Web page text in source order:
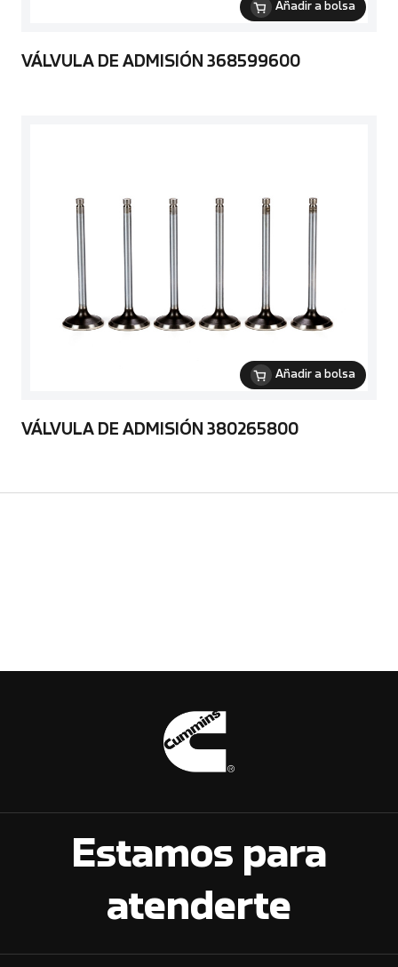
Añadir a bolsa
VÁLVULA DE ADMISIÓN 368599600
Añadir a bolsa
VÁLVULA DE ADMISIÓN 380265800
Estamos para
atenderte